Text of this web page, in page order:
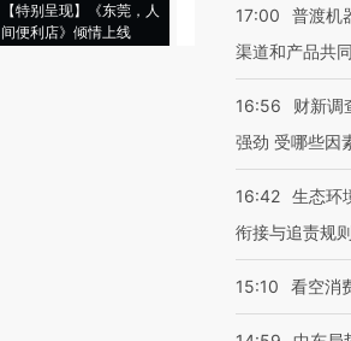
【特别呈现】《东莞，人
间便利店》倾情上线
会，让数智科技“链”接产
17:00
普渡机
渠道和产品共
16:56
财新调
强劲 受哪些因
16:42 生态环
衔接与追责规则
15:10 看空消